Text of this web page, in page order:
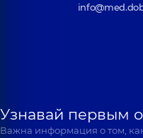
Узнавай первым о
Важна информация о том,